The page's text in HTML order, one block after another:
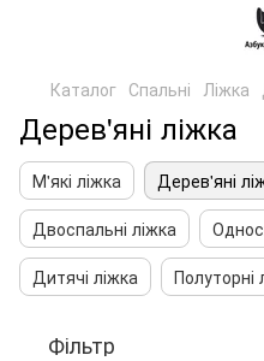
Каталог Спальні Ліжка
Дерев'яні ліжка
М'які ліжка Дерев'яні
Двоспальні ліжка
Дитячі ліжка
Полуторні
Фільтр